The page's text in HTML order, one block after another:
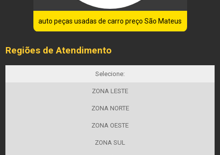
auto peças usadas de carro preço São Mateus
Regiões de Atendimento
Selecione:
ZONA LESTE
ZONA NORTE
ZONA OESTE
ZONA SUL